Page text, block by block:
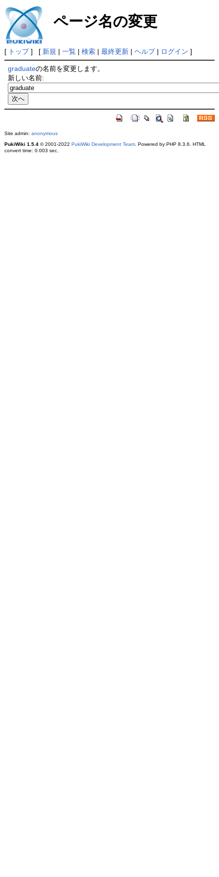
ページ名の変更
[ トップ] [ 新規 | 一覧| 検索| 最終更新| ヘルプ| ログイン ]
graduateの名前を変更します。
新しい名前:
Site admin: anonymous
PukiWiki 1.5.4© 2001-2022 PukiWiki Development Team. Powered by PHP 8.3.6. HTML
convert time: 0.003 sec.